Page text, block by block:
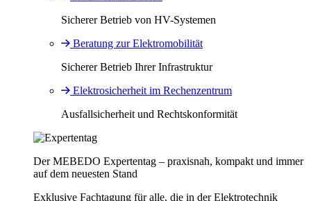
Sicherer Betrieb von HV-Systemen
Beratung zur Elektromobilität
Sicherer Betrieb Ihrer Infrastruktur
Elektrosicherheit im Rechenzentrum
Ausfallsicherheit und Rechtskonformität
Der MEBEDO Expertentag – praxisnah, kompakt und immer
auf dem neuesten Stand
Exklusive Fachtagung für alle, die in der Elektrotechnik